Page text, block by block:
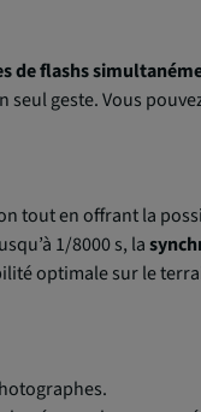
de flashs
geste. Vous
tout en offrant la
1/8000 s, la
optimale sur le